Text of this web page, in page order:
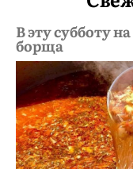
В эту субботу
борща